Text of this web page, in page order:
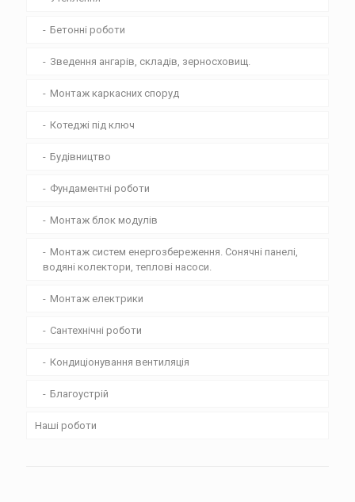
Бетонні роботи
Зведення ангарів, складів, зерносховищ.
Монтаж каркасних споруд
Котеджі під ключ
Будівництво
Фундаментні роботи
Монтаж блок модулів
Монтаж систем енергозбереження. Сонячні панелі,
водяні колектори, теплові насоси.
Монтаж електрики
Сантехнічні роботи
Кондиціонування вентиляція
Благоустрій
Наші роботи